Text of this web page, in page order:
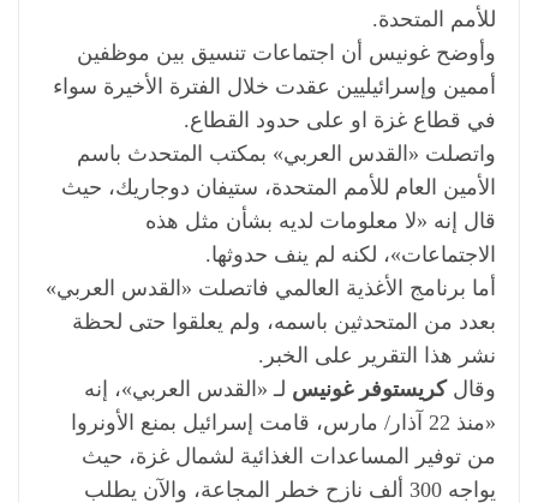
للأمم المتحدة.
وأوضح غونيس أن اجتماعات تنسيق بين موظفين
أممين وإسرائيليين عقدت خلال الفترة الأخيرة سواء
في قطاع غزة او على حدود القطاع.
واتصلت «القدس العربي» بمكتب المتحدث باسم
الأمين العام للأمم المتحدة، ستيفان دوجاريك، حيث
قال إنه «لا معلومات لديه بشأن مثل هذه
الاجتماعات»، لكنه لم ينف حدوثها.
أما برنامج الأغذية العالمي فاتصلت «القدس العربي»
بعدد من المتحدثين باسمه، ولم يعلقوا حتى لحظة
نشر هذا التقرير على الخبر.
وقالكريستوفر غونيس لـ «القدس العربي»، إنه
«منذ 22 آذار/ مارس، قامت إسرائيل بمنع الأونروا
من توفير المساعدات الغذائية لشمال غزة، حيث
يواجه 300 ألف نازح خطر المجاعة، والآن يطلب